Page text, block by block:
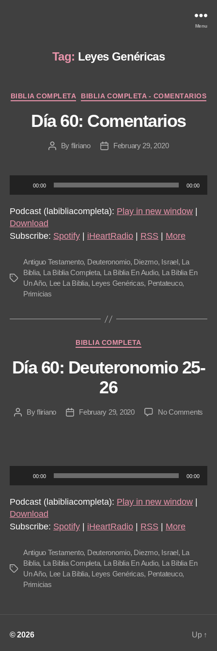
Menu
Tag: Leyes Genéricas
Categories
BIBLIA COMPLETA BIBLIA COMPLETA - COMENTARIOS
Día 60: Comentarios
PostBy fliriano
PostFebruary 29, 2020
u
d
i
o
a
y
00:00 00:00
Podcast (labibliacompleta): Play in new window
Download
Subscribe: Spotify iHeartRadio RSS More
Tags
Antiguo Testamento, Deuteronomio, Diezmo, Israel, La
Biblia, La Biblia Completa, La Biblia En Audio, La Biblia En
Un Año, Lee La Biblia, Leyes Genéricas, Pentateuco,
Primicias
Categories
BIBLIA COMPLETA
Día 60: Deuteronomio 25-
26
PostByfliriano
PostFebruary 29, 2020 No Comments
26
u
d
i
o
a
y
00:00 00:00
Podcast (labibliacompleta): Play in new window
Download
Subscribe: Spotify iHeartRadio RSS More
Tags
Antiguo Testamento, Deuteronomio, Diezmo, Israel, La
Biblia, La Biblia Completa, La Biblia En Audio, La Biblia En
Un Año, Lee La Biblia, Leyes Genéricas, Pentateuco,
Primicias
© 2026 Up ↑